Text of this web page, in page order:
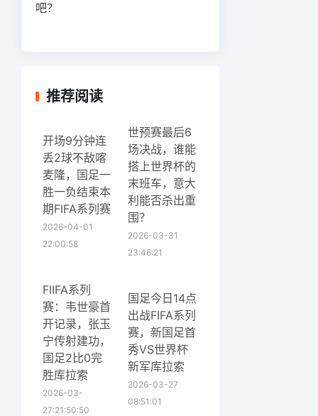
吧？
推荐阅读
开场9分钟连
丢2球不敌喀
麦隆，国足一
胜一负结束本
期FIFA系列赛
2026-04-01
22:00:58
世预赛最后6
场决战，谁能
搭上世界杯的
末班车，意大
利能否杀出重
围？
2026-03-31
23:46:21
FIIFA系列
赛：韦世豪首
开记录，张玉
宁传射建功，
国足2比0完
胜库拉索
2026-03-
27:21:50:50
国足今日14点
出战FIFA系列
赛，新国足首
秀VS世界杯
新军库拉索
2026-03-27
08:51:01